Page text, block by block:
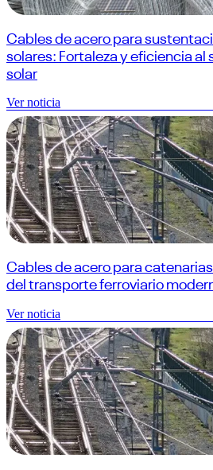
Cables de acero para
solares: Fortaleza y eficiencia al
solar
Ver noticia
Cables de acero para
del transporte ferroviario
Ver noticia